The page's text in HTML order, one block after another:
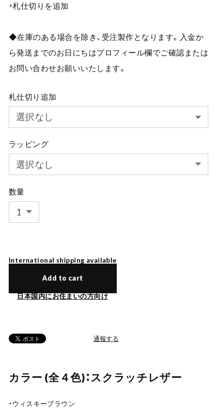
・札仕切りを追加
◆在庫のある場合を除き、受注製作となります。入金か
ら発送までのお日にちはプロフィール欄でご確認または
お問い合わせお願いいたします。
札仕切り追加
ラッピング
数量
International shipping available
Add to cart
日本国内にお住まいの方向け
通報する
カラー (全４色)：スクラッチレザー
・ウィスキーブラウン